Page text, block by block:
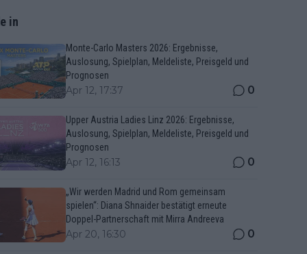
in
Monte-Carlo Masters 2026: Ergebnisse,
Auslosung, Spielplan, Meldeliste, Preisgeld und
Prognosen
Apr 12, 17:37 0
Upper Austria Ladies Linz 2026: Ergebnisse,
Auslosung, Spielplan, Meldeliste, Preisgeld und
Prognosen
Apr 12, 16:13 0
„Wir werden Madrid und Rom gemeinsam
spielen“: Diana Shnaider bestätigt erneute
Doppel-Partnerschaft mit Mirra Andreeva
Apr 20, 16:30 0